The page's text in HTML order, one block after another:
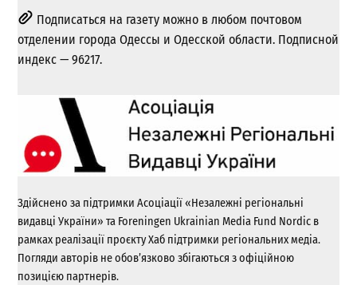
Подписаться на газету можно в любом почтовом
отделении города Одессы и Одесской области. Подписной
индекс — 96217.
Здійснено за підтримки Асоціації «Незалежні регіональні
видавці України» та Foreningen Ukrainian Media Fund Nordic в
рамках реалізації проєкту Хаб підтримки регіональних медіа.
Погляди авторів не обов’язково збігаються з офіційною
позицією партнерів.